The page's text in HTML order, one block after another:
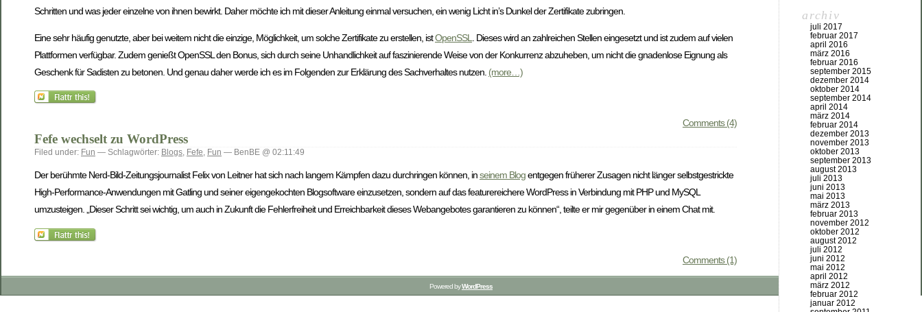
Schritten und was jeder einzelne von ihnen bewirkt. Daher möchte ich mit dieser Anleitung einmal versuchen, ein wenig Licht in’s Dunkel der Zertifikate zubringen.
Eine sehr häufig genutzte, aber bei weitem nicht die einzige, Möglichkeit, um solche Zertifikate zu erstellen, istOpenSSL
. Dieses wird an zahlreichen Stellen eingesetzt und ist zudem auf vielen
Plattformen verfügbar. Zudem genießt OpenSSL den Bonus, sich durch seine Unhandlichkeit auf faszinierende Weise von der Konkurrenz abzuheben, um nicht die gnadenlose Eignung als
Geschenk für Sadisten zu betonen. Und genau daher werde ich es im Folgenden zur Erklärung des Sachverhaltes nutzen. (more…)
Comments (4)
Fefe wechselt zu WordPress
Filed under: Fun — Schlagwörter: Blogs Fefe Fun — BenBE @ 02:11:49
Der berühmte Nerd-Bild-Zeitungsjournalist Felix von Leitner hat sich nach langem Kämpfen dazu durchringen können, inseinem Blogentgegen früherer Zusagen nicht länger selbstgestrickte
High-Performance-Anwendungen mit Gatling und seiner eigengekochten Blogsoftware einzusetzen, sondern auf das featurereichere WordPress in Verbindung mit PHP und MySQL
umzusteigen. „Dieser Schritt sei wichtig, um auch in Zukunft die Fehlerfreiheit und Erreichbarkeit dieses Webangebotes garantieren zu können“, teilte er mir gegenüber in einem Chat mit.
Comments (1)
archiv
juli 2017
februar 2017
april 2016
märz 2016
februar 2016
september 2015
dezember 2014
oktober 2014
september 2014
april 2014
märz 2014
februar 2014
dezember 2013
november 2013
oktober 2013
september 2013
august 2013
juli 2013
juni 2013
mai 2013
märz 2013
februar 2013
november 2012
oktober 2012
august 2012
juli 2012
juni 2012
mai 2012
april 2012
märz 2012
februar 2012
januar 2012
Powered byWordPress